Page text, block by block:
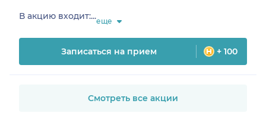
В акцию входит:...еще
Записаться на прием + 100
Смотреть все акции